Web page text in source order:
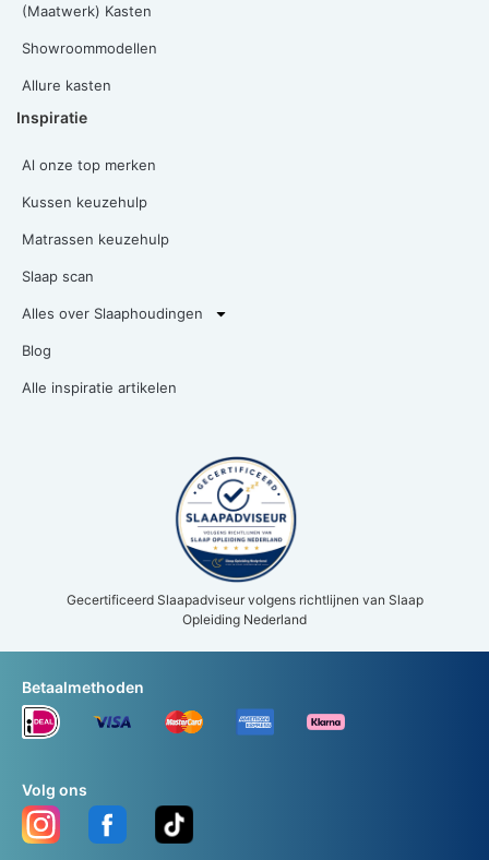
(Maatwerk) Kasten
Showroommodellen
Allure kasten
Inspiratie
Al onze top merken
Kussen keuzehulp
Matrassen keuzehulp
Slaap scan
Alles over Slaaphoudingen
Blog
Alle inspiratie artikelen
Gecertificeerd Slaapadviseur volgens richtlijnen van Slaap
Opleiding Nederland
Volg ons
Betaalmethoden